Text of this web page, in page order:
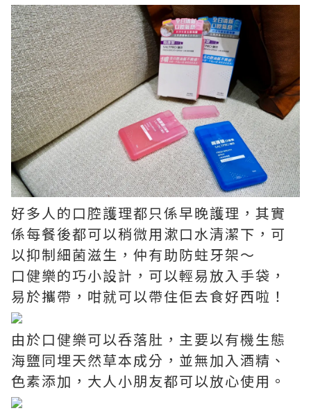
好多人的口腔護理都只係早晚護理，其實
係每餐後都可以稍微用漱口水清潔下，可
以抑制細菌滋生，仲有助防蛀牙架～
口健樂的巧小設計，可以輕易放入手袋，
易於攜帶，咁就可以帶住佢去食好西啦！
由於口健樂可以呑落肚，主要以有機生態
海鹽同埋天然草本成分，並無加入酒精、
色素添加，大人小朋友都可以放心使用。